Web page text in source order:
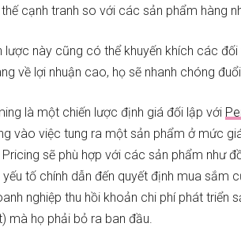
cạnh tranh so với các sản phẩm hàng
lược này cũng có thể khuyến khích các
về lợi nhuận cao, họ sẽ nhanh chóng
là một chiến lược định giá đối lập với
vào việc tung ra một sản phẩm ở mức
sẽ phù hợp với các sản phẩm như
tố chính dẫn đến quyết định mua sắm
nghiệp thu hồi khoản chi phí phát triển
mà họ phải bỏ ra ban đầu.